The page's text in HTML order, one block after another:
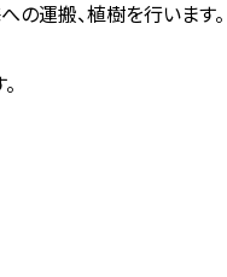
の運搬、植樹を行います。